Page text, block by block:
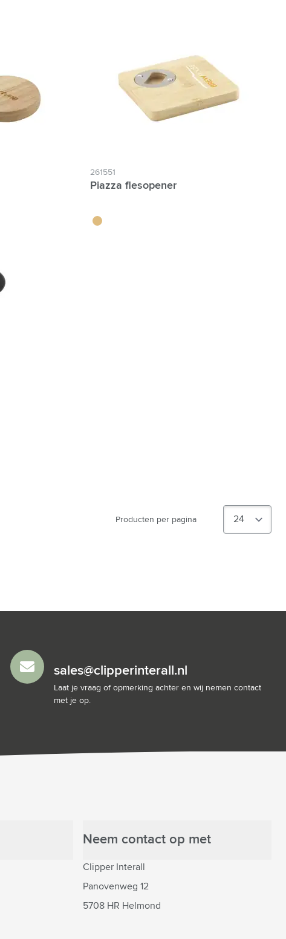
261551
Piazza flesopener
bambou
Producten per pagina
sales@clipperinterall.nl
Laat je vraag of opmerking achter en wij nemen contact
met je op.
Neem contact op met
Clipper Interall
Panovenweg 12
5708 HR Helmond